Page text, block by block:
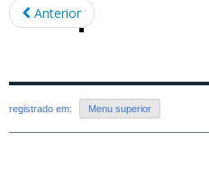
Anterior
registrado em: Menu superior